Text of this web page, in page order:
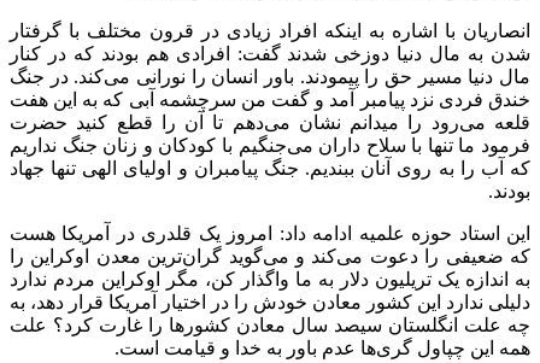
انصاریان با اشاره به اینکه افراد زیادی در قرون مختلف با گرفتار
شدن به مال دنیا دوزخی شدند گفت: افرادی هم بودند که در کنار
مال دنیا مسیر حق را پیمودند. باور انسان را نورانی می‌کند. در جنگ
خندق فردی نزد پیامبر آمد و گفت من سرچشمه آبی که به این هفت
قلعه می‌رود را میدانم نشان می‌دهم تا آن را قطع کنید حضرت
فرمود ما تنها با سلاح داران می‌جنگیم با کودکان و زنان جنگ نداریم
که آب را به روی آنان ببندیم. جنگ پیامبران و اولیای الهی تنها جهاد
بودند.
این استاد حوزه علمیه ادامه داد: امروز یک قلدری در آمریکا هست
که ضعیفی را دعوت می‌کند و می‌گوید گران‌ترین معدن اوکراین را
به اندازه یک تریلیون دلار به ما واگذار کن، مگر اوکراین مردم ندارد
دلیلی ندارد این کشور معادن خودش را در اختیار آمریکا قرار دهد، به
چه علت انگلستان سیصد سال معادن کشورها را غارت کرد؟ علت
همه این چپاول گری‌ها عدم باور به خدا و قیامت است.